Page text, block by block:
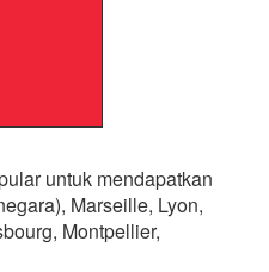
untuk mendapatkan
Marseille, Lyon,
Montpellier,